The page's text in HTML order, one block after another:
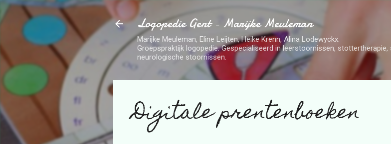
Logopedie Gent - Marijke Meuleman
Marijke Meuleman, Eline Leijten, Heike Krenn, Alina Lodewyckx.
Groepspraktijk logopedie. Gespecialiseerd in leerstoornissen,
neurologische stoornissen.
Digitale prentenboeken